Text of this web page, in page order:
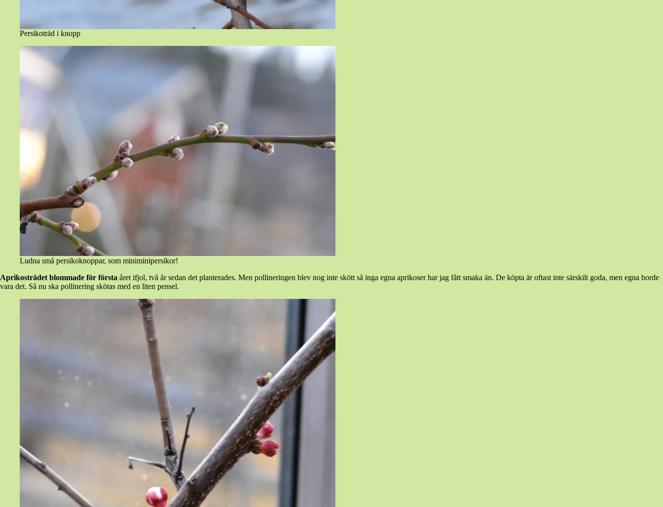
Persikoträd i knopp
Ludna små persikoknoppar, som miniminipersikor!
Aprikosträdet blommade för första året ifjol, två år sedan det planterades. Men pollineringen blev nog inte skött så inga egna aprikoser har jag fått smaka än. De köpta är oftast inte särskilt goda, men egna borde
vara det. Så nu ska pollinering skötas med en liten pensel.